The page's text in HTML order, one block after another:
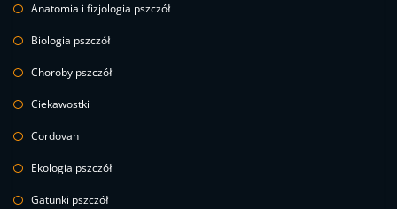
Anatomia i fizjologia pszczół
Biologia pszczół
Choroby pszczół
Ciekawostki
Cordovan
Ekologia pszczół
Gatunki pszczół